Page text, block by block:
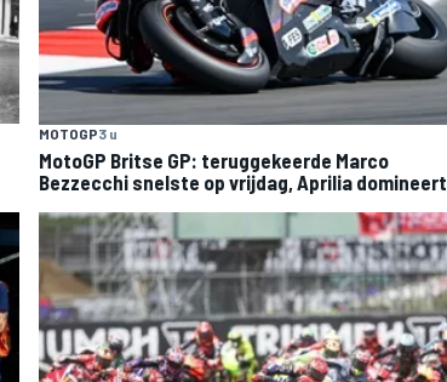
MOTOGP3 u
MotoGP Britse GP: teruggekeerde Marco
Bezzecchi snelste op vrijdag, Aprilia domineert